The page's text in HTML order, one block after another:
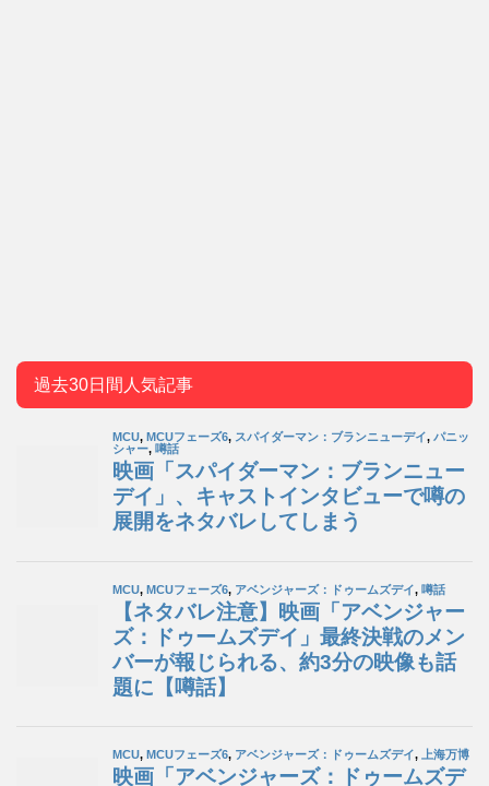
過去30日間人気記事